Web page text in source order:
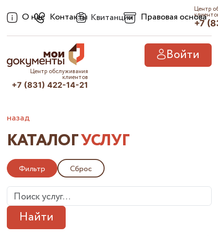
О нас Контакты Квитанции Правовая основа
Центр
+7
Войти
Центр обслуживания
клиентов
+7 (831) 422-14-21
назад
КАТАЛОГУСЛУГ
Фильтр Сброс
Найти